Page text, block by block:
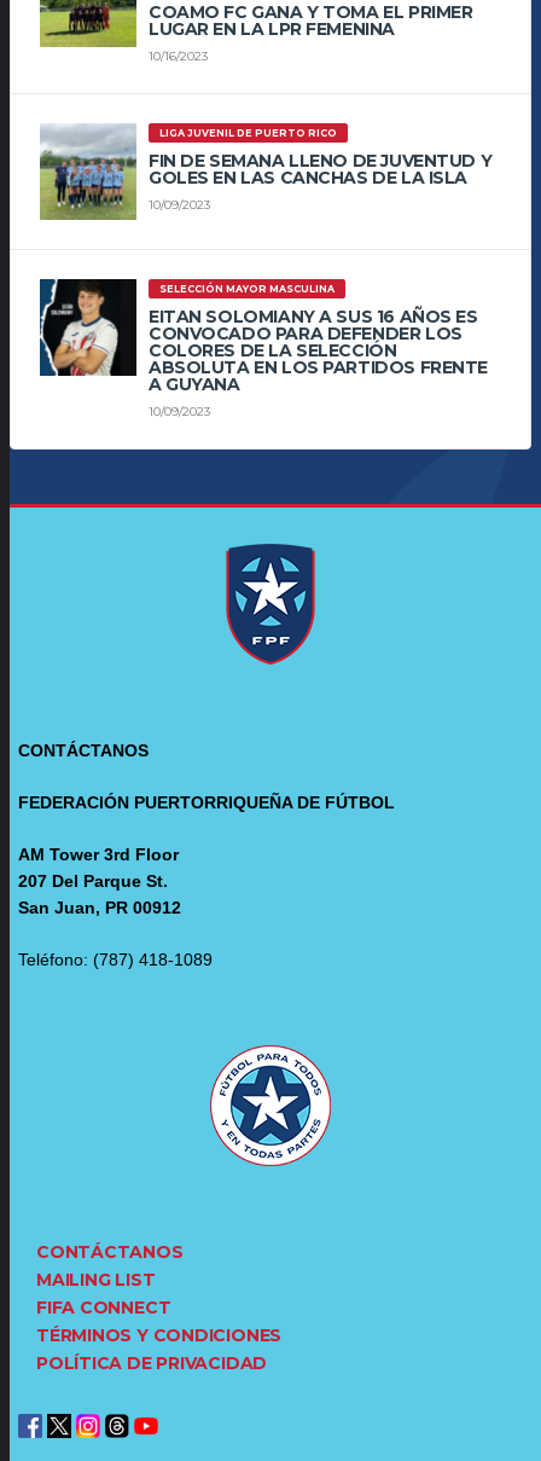
COAMO FC GANA Y TOMA EL PRIMER
LUGAR EN LA LPR FEMENINA
10/16/2023
LIGA JUVENIL DE PUERTO RICO
FIN DE SEMANA LLENO DE JUVENTUD Y
GOLES EN LAS CANCHAS DE LA ISLA
10/09/2023
SELECCIÓN MAYOR MASCULINA
EITAN SOLOMIANY A SUS 16 AÑOS ES
CONVOCADO PARA DEFENDER LOS
COLORES DE LA SELECCIÓN
ABSOLUTA EN LOS PARTIDOS FRENTE
A GUYANA
10/09/2023
CONTÁCTANOS
FEDERACIÓN PUERTORRIQUEÑA DE FÚTBOL
AM Tower 3rd Floor
207 Del Parque St.
San Juan, PR 00912
Teléfono: (787) 418-1089
CONTÁCTANOS
MAILING LIST
FIFA CONNECT
TÉRMINOS Y CONDICIONES
POLÍTICA DE PRIVACIDAD